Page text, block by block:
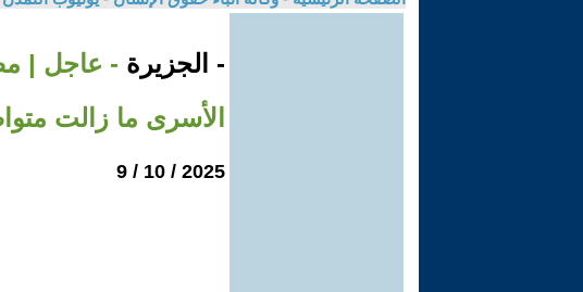
- الجزيرة - عاجل |
الأسرى ما زالت
2025 / 10 / 9